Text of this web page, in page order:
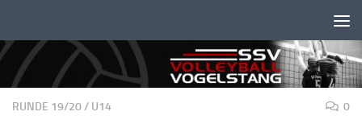
RUNDE 19/20/ U14 0